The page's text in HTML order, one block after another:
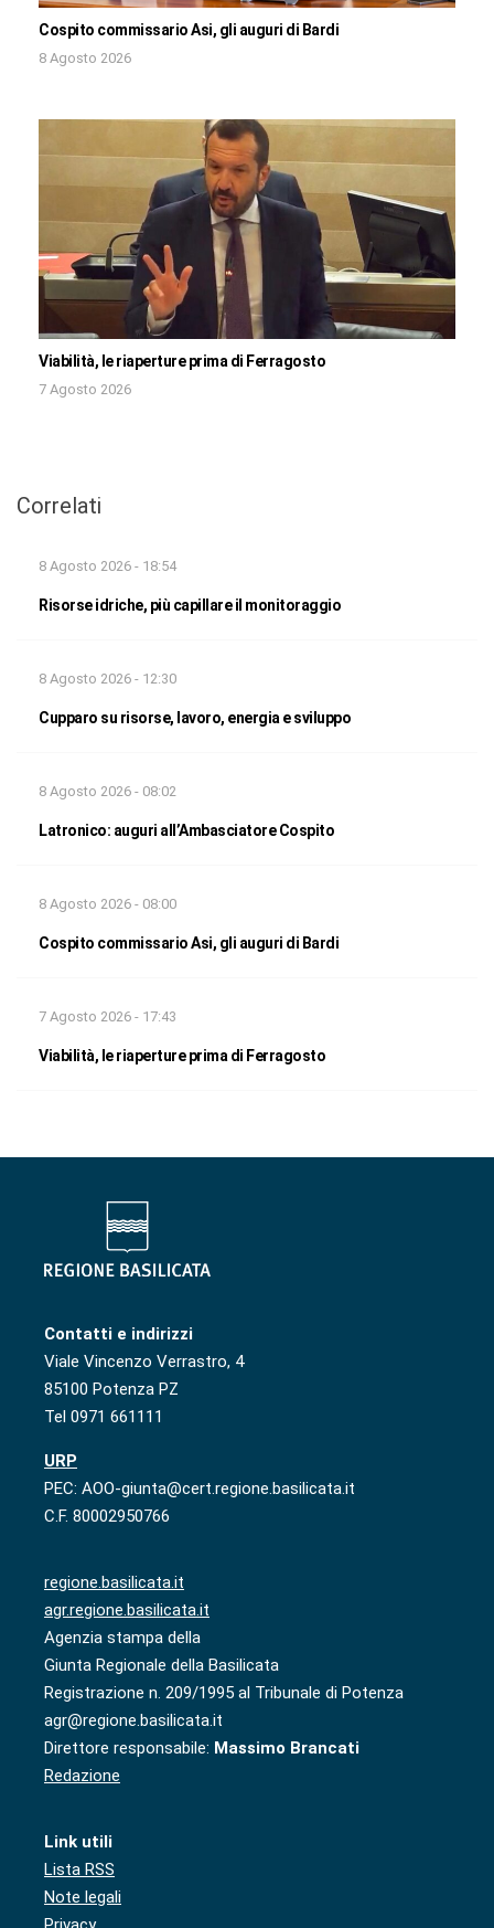
Cospito commissario Asi, gli auguri di Bardi
8 Agosto 2026
Viabilità, le riaperture prima di Ferragosto
7 Agosto 2026
Correlati
8 Agosto 2026 - 18:54
Risorse idriche, più capillare il monitoraggio
8 Agosto 2026 - 12:30
Cupparo su risorse, lavoro, energia e sviluppo
8 Agosto 2026 - 08:02
Latronico: auguri all’Ambasciatore Cospito
8 Agosto 2026 - 08:00
Cospito commissario Asi, gli auguri di Bardi
7 Agosto 2026 - 17:43
Viabilità, le riaperture prima di Ferragosto
Contatti e indirizzi
Viale Vincenzo Verrastro, 4
85100 Potenza PZ
Tel 0971 661111
URP
PEC: AOO-giunta@cert.regione.basilicata.it
C.F. 80002950766
regione.basilicata.it
agr.regione.basilicata.it
Agenzia stampa della
Giunta Regionale della Basilicata
Registrazione n. 209/1995 al Tribunale di Potenza
agr@regione.basilicata.it
Direttore responsabile: Massimo Brancati
Redazione
Link utili
Lista RSS
Note legali